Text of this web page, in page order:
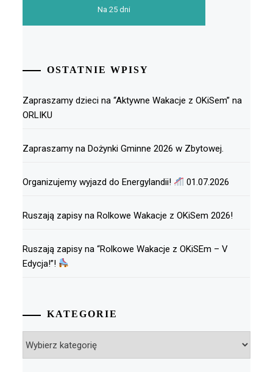
Na 25 dni
OSTATNIE WPISY
Zapraszamy dzieci na “Aktywne Wakacje z OKiSem” na
ORLIKU
Zapraszamy na Dożynki Gminne 2026 w Zbytowej.
Organizujemy wyjazd do Energylandii! 01.07.2026
Ruszają zapisy na Rolkowe Wakacje z OKiSem 2026!
Ruszają zapisy na “Rolkowe Wakacje z OKiSEm – V
Edycja!”!
KATEGORIE